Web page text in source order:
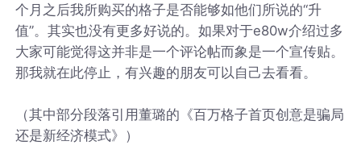
个月之后我所购买的格子是否能够如他们所说的“升
值”。其实也没有更多好说的。如果对于e80w介绍过多
大家可能觉得这并非是一个评论帖而象是一个宣传贴。
那我就在此停止，有兴趣的朋友可以自己去看看。
（其中部分段落引用董璐的《百万格子首页创意是骗局
还是新经济模式》）